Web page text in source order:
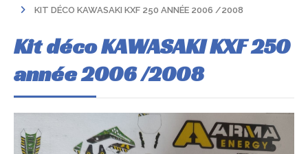
KIT DÉCO KAWASAKI KXF 250 ANNÉE 2006 /2008
Kit déco KAWASAKI KXF 250
année 2006 /2008